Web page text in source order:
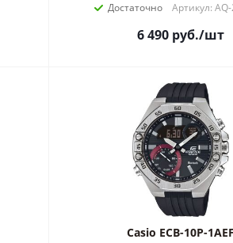
Достаточно Артикул:
6 490 руб./шт
Casio ECB-10P-1AEF